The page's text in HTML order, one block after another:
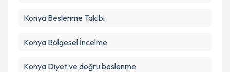
Konya Beslenme Takibi
Konya Bölgesel İncelme
Konya Diyet ve doğru beslenme